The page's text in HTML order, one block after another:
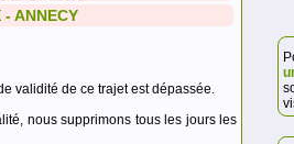
- ANNECY
validité de ce trajet est dépassée.
nous supprimons tous les jours les